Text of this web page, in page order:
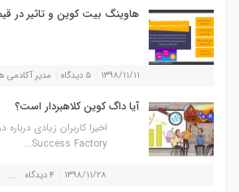
هاوینگ بیت کوین و تاثیر در
۱۳۹۸/۱۱/۱۱ ۵ دیدگاه مدیر آکادمی
آیا داگ کوین کلاهبردار است؟
اخیرا کاربران زیادی
Success Factory...
۱۳۹۸/۱۱/۲۸ ۴ دیدگاه ...